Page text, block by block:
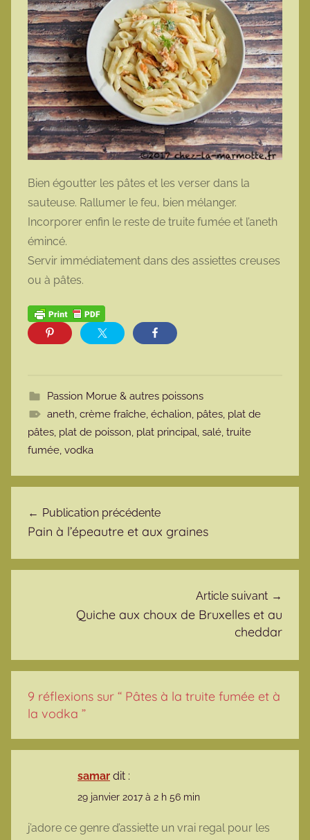
Bien égoutter les pâtes et les verser dans la
sauteuse. Rallumer le feu, bien mélanger.
Incorporer enfin le reste de truite fumée et l’aneth
émincé.
Servir immédiatement dans des assiettes creuses
ou à pâtes.
Passion Morue & autres poissons
aneth crème fraîche, échalion pâtes, plat de
pâtes plat de poisson plat principal salé truite
fumée vodka
Publication précédente
Pain à l’épeautre et aux graines
Article suivant
Quiche aux choux de Bruxelles et au
cheddar
9 réflexions sur “ Pâtes à la truite fumée et à
la vodka ”
samar dit :
29 janvier 2017 à 2 h 56 min
j’adore ce genre d’assiette un vrai regal pour les